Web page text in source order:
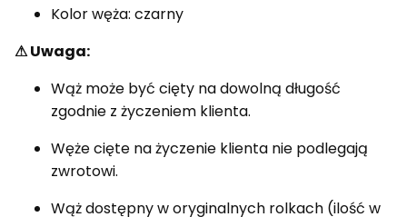
Kolor węża: czarny
⚠ Uwaga:
Wąż może być cięty na dowolną długość
zgodnie z życzeniem klienta.
Węże cięte na życzenie klienta nie podlegają
zwrotowi.
Wąż dostępny w oryginalnych rolkach (ilość w